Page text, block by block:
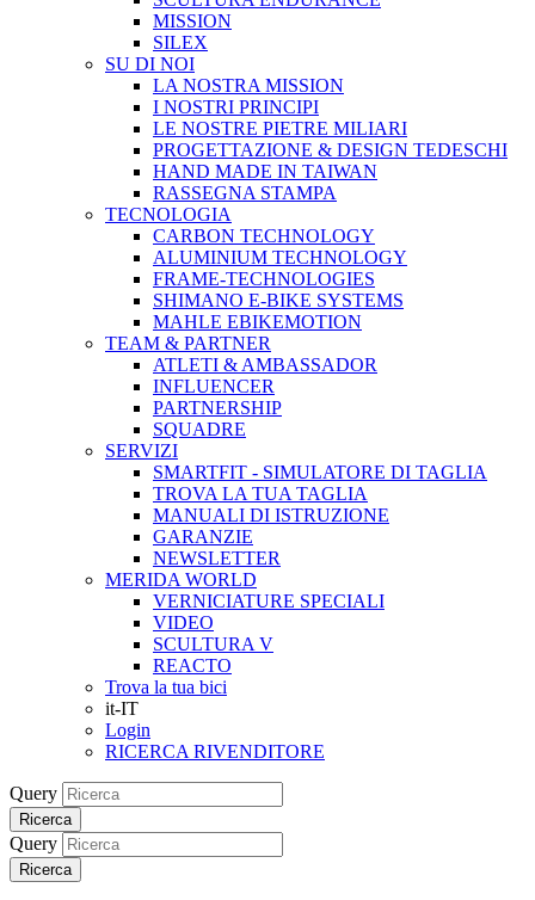
MISSION
SILEX
SU DI NOI
LA NOSTRA MISSION
I NOSTRI PRINCIPI
LE NOSTRE PIETRE MILIARI
PROGETTAZIONE & DESIGN TEDESCHI
HAND MADE IN TAIWAN
RASSEGNA STAMPA
TECNOLOGIA
CARBON TECHNOLOGY
ALUMINIUM TECHNOLOGY
FRAME-TECHNOLOGIES
SHIMANO E-BIKE SYSTEMS
MAHLE EBIKEMOTION
TEAM & PARTNER
ATLETI & AMBASSADOR
INFLUENCER
PARTNERSHIP
SQUADRE
SERVIZI
SMARTFIT - SIMULATORE DI TAGLIA
TROVA LA TUA TAGLIA
MANUALI DI ISTRUZIONE
GARANZIE
NEWSLETTER
MERIDA WORLD
VERNICIATURE SPECIALI
VIDEO
SCULTURA V
REACTO
Trova la tua bici
it-IT
Login
RICERCA RIVENDITORE
Query
Ricerca
Query
Ricerca